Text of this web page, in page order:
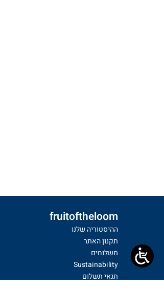
fruitoftheloom
ההיסטוריה שלנו
תקנון האתר
משלוחים
Sustainability
תנאי תשלום